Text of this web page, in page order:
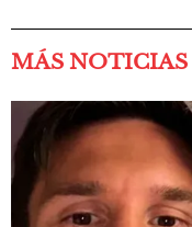
MÁS NOTICIAS